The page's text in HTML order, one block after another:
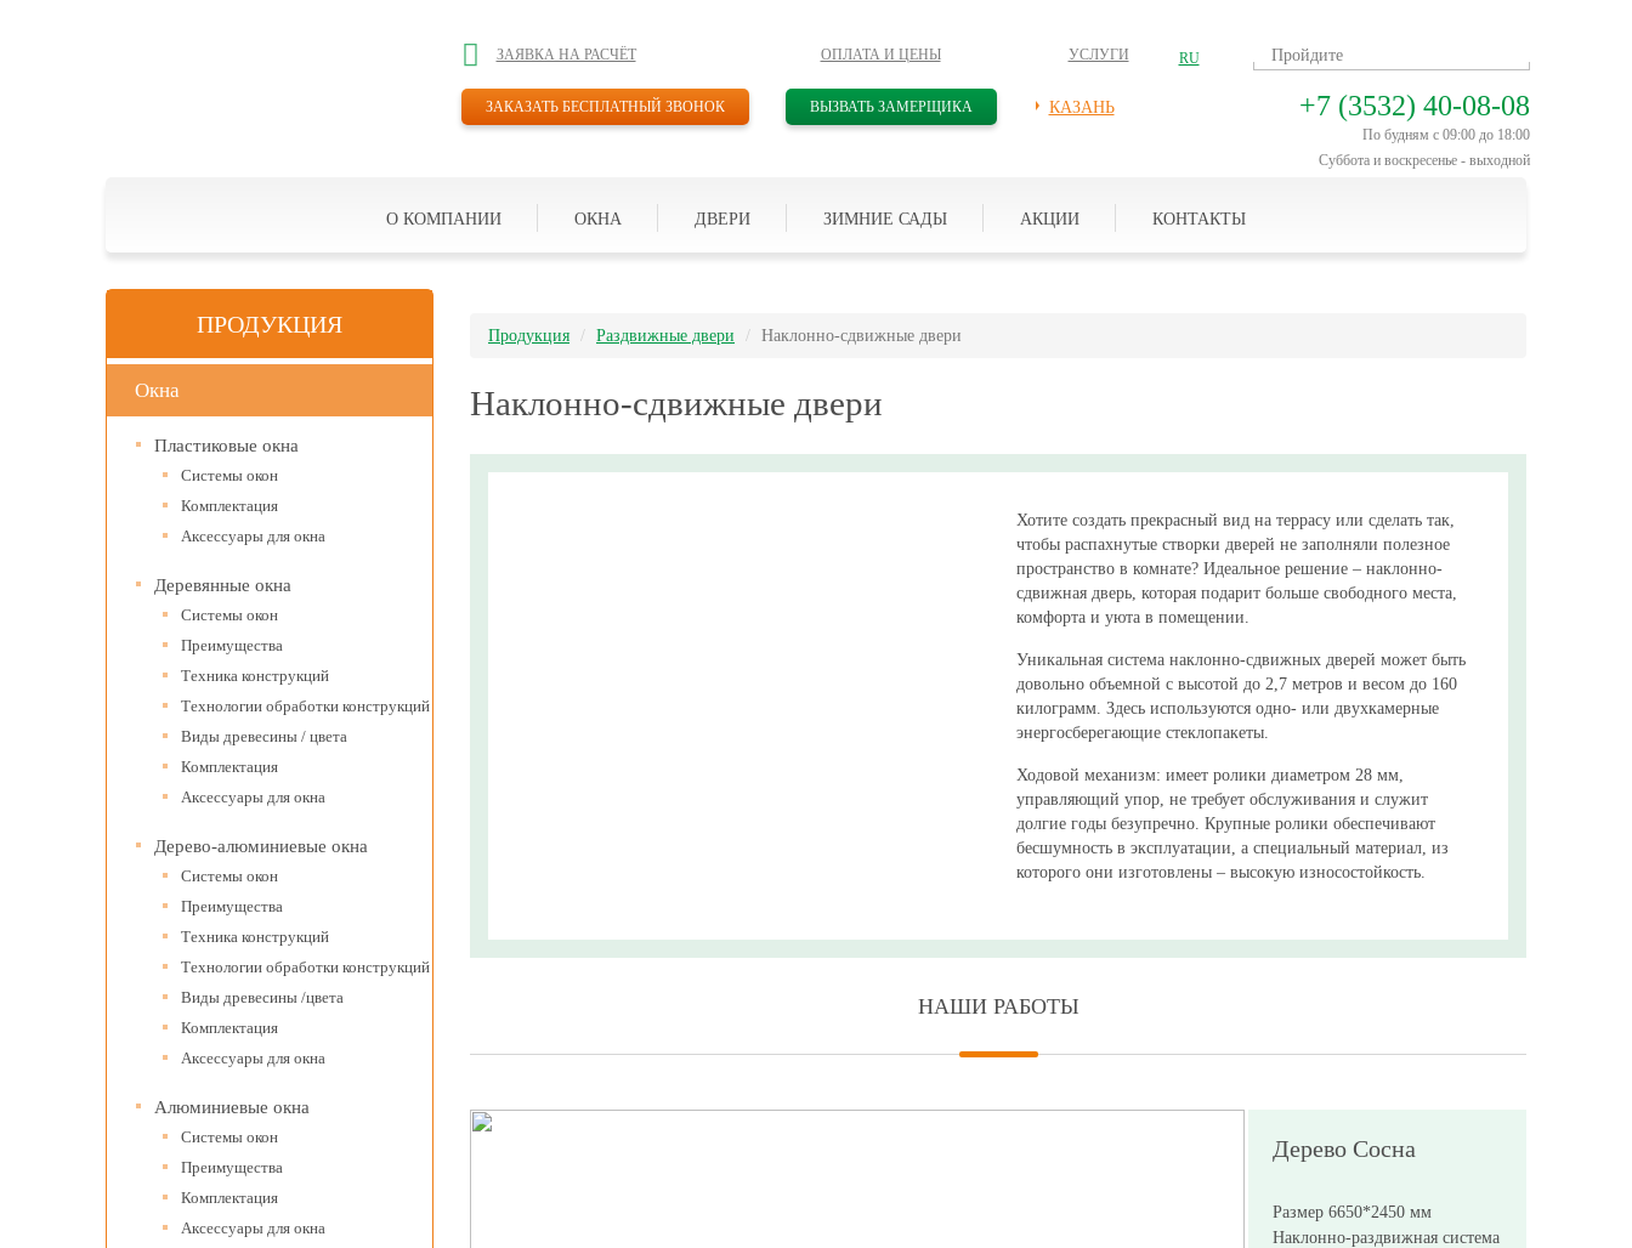
ЗАЯВКА НА РАСЧЁТ
ЗАКАЗАТЬ БЕСПЛАТНЫЙ ЗВОНОК
ОПЛАТА И ЦЕНЫ
ВЫЗВАТЬ ЗАМЕРЩИКА
УСЛУГИ
КАЗАНЬ
RU
+7 (3532) 40-08-08
По будням с 09:00 до 18:00
Суббота и воскресенье - выходной
О КОМПАНИИ ОКНА ДВЕРИ ЗИМНИЕ САДЫ АКЦИИ КОНТАКТЫ
ПРОДУКЦИЯ
Окна
Пластиковые окна
Системы окон
Комплектация
Аксессуары для окна
Деревянные окна
Системы окон
Преимущества
Техника конструкций
Технологии обработки конструкций
Виды древесины / цвета
Комплектация
Аксессуары для окна
Дерево-алюминиевые окна
Системы окон
Преимущества
Техника конструкций
Технологии обработки конструкций
Виды древесины /цвета
Комплектация
Аксессуары для окна
Алюминиевые окна
Системы окон
Преимущества
Комплектация
Аксессуары для окна
Продукция Раздвижные двери Наклонно-сдвижные двери
Наклонно-сдвижные двери
Хотите создать прекрасный вид на террасу или сделать так,
чтобы распахнутые створки дверей не заполняли полезное
пространство в комнате? Идеальное решение – наклонно-
сдвижная дверь, которая подарит больше свободного места,
комфорта и уюта в помещении.
Уникальная система наклонно-сдвижных дверей может быть
довольно объемной с высотой до 2,7 метров и весом до 160
килограмм. Здесь используются одно- или двухкамерные
энергосберегающие стеклопакеты.
Ходовой механизм: имеет ролики диаметром 28 мм,
управляющий упор, не требует обслуживания и служит
долгие годы безупречно. Крупные ролики обеспечивают
бесшумность в эксплуатации, а специальный материал, из
которого они изготовлены – высокую износостойкость.
НАШИ РАБОТЫ
Дерево Сосна
Размер 6650*2450 мм
Наклонно-раздвижная система